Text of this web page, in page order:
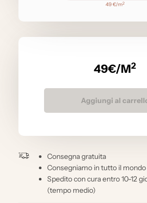
49 €/m2
49€/M2
Aggiungi al
Consegna gratuita
Consegniamo in tutto il mondo
Spedito con cura entro 10-12
(tempo medio)